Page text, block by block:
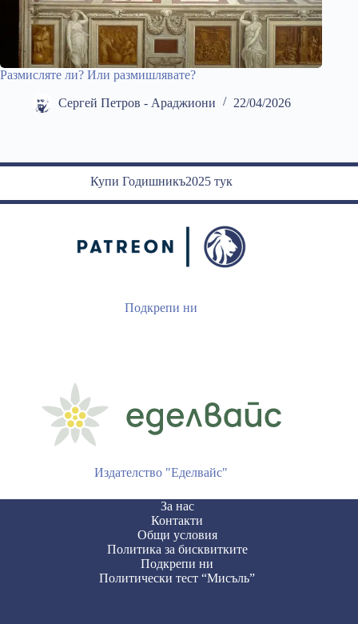
Размисляте ли? Или размишлявате?
Сергей Петров - Араджиони 22/04/2026
Купи Годишникъ2025 тук
Подкрепи ни
Издателство "Еделвайс"
За нас
Контакти
Общи условия
Политика за бисквитките
Подкрепи ни
Политически тест “Мисъль”